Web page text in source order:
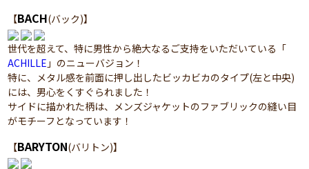
【BACH(バック)】
世代を超えて、特に男性から絶大なるご支持をいただいている「
ACHILLE 」のニューバジョン！
特に、メタル感を前面に押し出したビッカビカのタイプ(左と中央)
には、男心をくすぐられました！
サイドに描かれた柄は、メンズジャケットのファブリックの縫い目
がモチーフとなっています！
【BARYTON(バリトン)】